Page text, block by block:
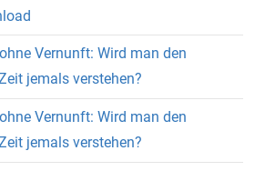
Vernunft: Wird man den
jemals verstehen?
Vernunft: Wird man den
jemals verstehen?